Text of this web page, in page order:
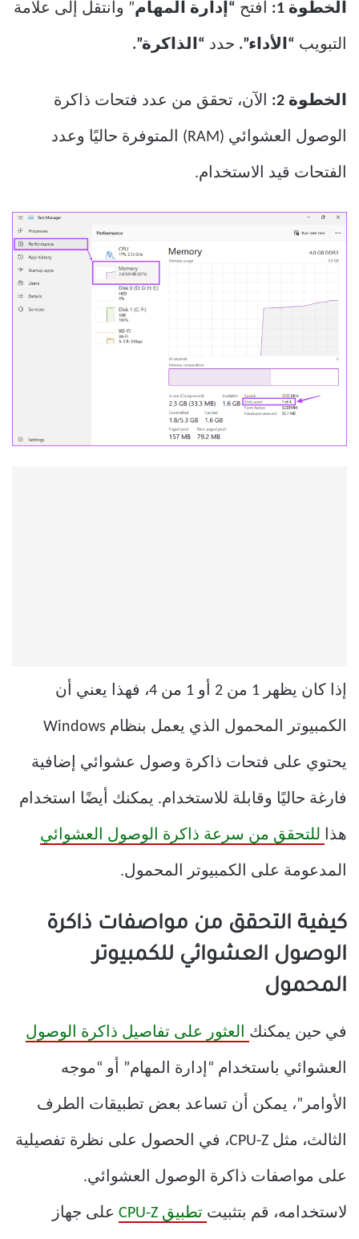
الخطوة 1: افتح “إدارة المهام” وانتقل إلى علامة
التبويب “الأداء”. حدد “الذاكرة”.
الخطوة 2: الآن، تحقق من عدد فتحات ذاكرة
الوصول العشوائي (RAM) المتوفرة حاليًا وعدد
الفتحات قيد الاستخدام.
إذا كان يظهر 1 من 2 أو 1 من 4، فهذا يعني أن
الكمبيوتر المحمول الذي يعمل بنظام Windows
يحتوي على فتحات ذاكرة وصول عشوائي إضافية
فارغة حاليًا وقابلة للاستخدام. يمكنك أيضًا استخدام
هذا للتحقق من سرعة ذاكرة الوصول العشوائي
المدعومة على الكمبيوتر المحمول.
كيفية التحقق من مواصفات ذاكرة
الوصول العشوائي للكمبيوتر
المحمول
في حين يمكنك العثور على تفاصيل ذاكرة الوصول
العشوائي باستخدام “إدارة المهام” أو “موجه
الأوامر”، يمكن أن تساعد بعض تطبيقات الطرف
الثالث، مثل CPU-Z، في الحصول على نظرة تفصيلية
على مواصفات ذاكرة الوصول العشوائي.
لاستخدامه، قم بتثبيت تطبيق CPU-Z على جهاز